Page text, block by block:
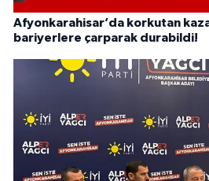
Afyonkarahisar’da korkutan
bariyerlere çarparak durabildi!